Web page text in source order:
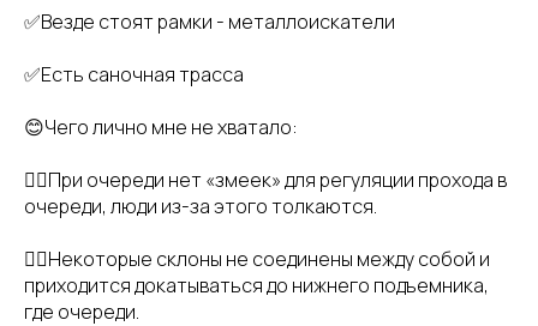
✅Везде стоят рамки - металлоискатели
✅Есть саночная трасса
😊Чего лично мне не хватало:
👉🏻При очереди нет «змеек» для регуляции прохода в
очереди, люди из-за этого толкаются.
👉🏻Некоторые склоны не соединены между собой и
приходится докатываться до нижнего подъемника,
где очереди.